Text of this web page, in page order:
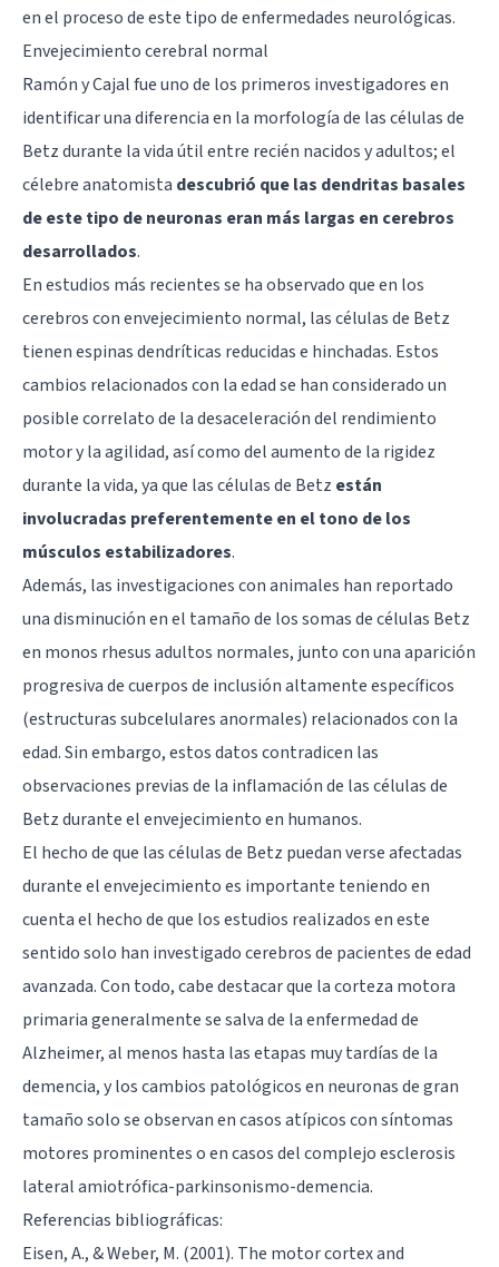
en el proceso de este tipo de enfermedades neurológicas.
Envejecimiento cerebral normal
Ramón y Cajal fue uno de los primeros investigadores en
identificar una diferencia en la morfología de las células de
Betz durante la vida útil entre recién nacidos y adultos; el
célebre anatomista descubrió que las dendritas basales
de este tipo de neuronas eran más largas en cerebros
desarrollados.
En estudios más recientes se ha observado que en los
cerebros con envejecimiento normal, las células de Betz
tienen espinas dendríticas reducidas e hinchadas. Estos
cambios relacionados con la edad se han considerado un
posible correlato de la desaceleración del rendimiento
motor y la agilidad, así como del aumento de la rigidez
durante la vida, ya que las células de Betz están
involucradas preferentemente en el tono de los
músculos estabilizadores.
Además, las investigaciones con animales han reportado
una disminución en el tamaño de los somas de células Betz
en monos rhesus adultos normales, junto con una aparición
progresiva de cuerpos de inclusión altamente específicos
(estructuras subcelulares anormales) relacionados con la
edad. Sin embargo, estos datos contradicen las
observaciones previas de la inflamación de las células de
Betz durante el envejecimiento en humanos.
El hecho de que las células de Betz puedan verse afectadas
durante el envejecimiento es importante teniendo en
cuenta el hecho de que los estudios realizados en este
sentido solo han investigado cerebros de pacientes de edad
avanzada. Con todo, cabe destacar que la corteza motora
primaria generalmente se salva de la enfermedad de
Alzheimer, al menos hasta las etapas muy tardías de la
demencia, y los cambios patológicos en neuronas de gran
tamaño solo se observan en casos atípicos con síntomas
motores prominentes o en casos del complejo esclerosis
lateral amiotrófica-parkinsonismo-demencia.
Referencias bibliográficas:
Eisen, A., & Weber, M. (2001). The motor cortex and